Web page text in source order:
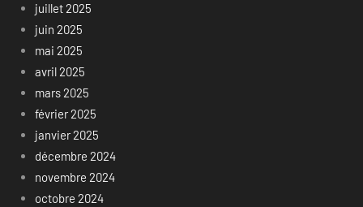
juillet 2025
juin 2025
mai 2025
avril 2025
mars 2025
février 2025
janvier 2025
décembre 2024
novembre 2024
octobre 2024